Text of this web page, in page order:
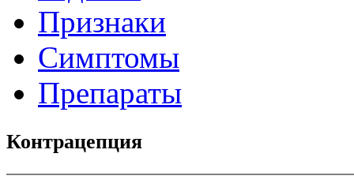
Признаки
Симптомы
Препараты
Контрацепция